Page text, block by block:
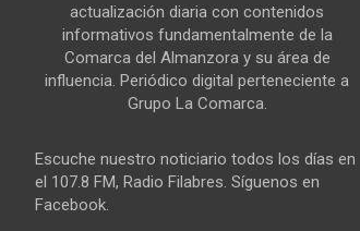
actualización diaria con contenidos
informativos fundamentalmente de la
Comarca del Almanzora y su área de
influencia. Periódico digital perteneciente a
Grupo La Comarca.
Escuche nuestro noticiario todos los días en
el 107.8 FM, Radio Filabres. Síguenos en
Facebook.